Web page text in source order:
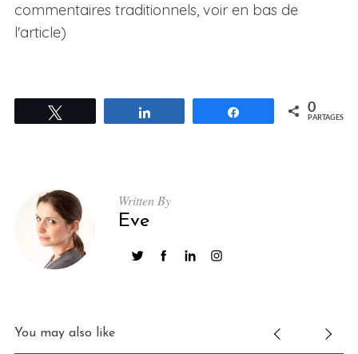
commentaires traditionnels, voir en bas de
l'article)
Partagez 0
PARTAGES
Written By
Eve
You may also like